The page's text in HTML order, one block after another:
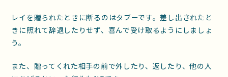
レイを贈られたときに断るのはタブーです。差し出されたと
きに照れて辞退したりせず、喜んで受け取るようにしましょ
う。
また、贈ってくれた相手の前で外したり、返したり、他の人